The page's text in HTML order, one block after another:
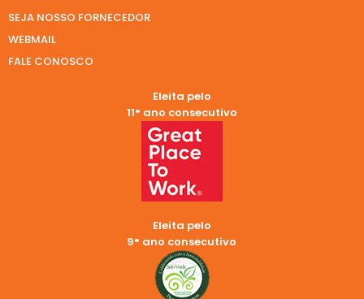
SEJA NOSSO FORNECEDOR
WEBMAIL
FALE CONOSCO
Eleita pelo
11° ano consecutivo
Eleita pelo
9° ano consecutivo